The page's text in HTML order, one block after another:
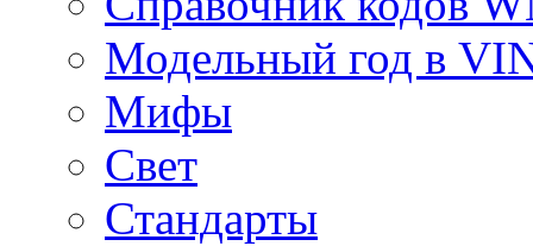
Модельный год в
Мифы
Свет
Стандарты